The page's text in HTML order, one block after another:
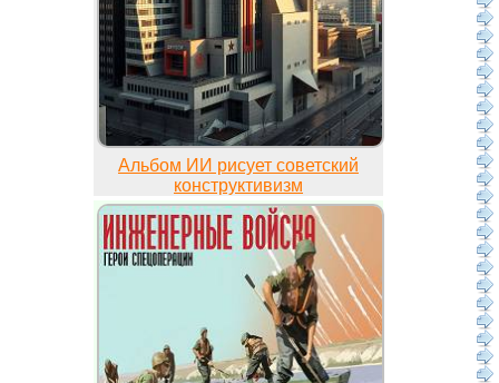
Альбом ИИ рисует советский
конструктивизм